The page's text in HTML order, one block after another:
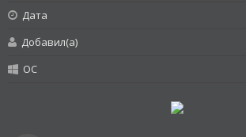
Дата
Добавил(а)
OC